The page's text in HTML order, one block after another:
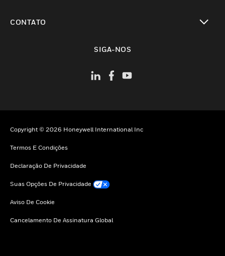
CONTATO
SIGA-NOS
Copyright © 2026 Honeywell International Inc
Termos E Condições
Declaração De Privacidade
Suas Opções De Privacidade
Aviso De Cookie
Cancelamento De Assinatura Global